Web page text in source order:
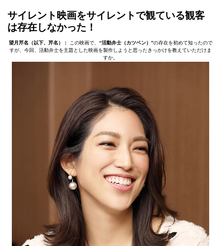
サイレント映画をサイレントで観ている観客
は存在しなかった！
望月芹名（以下、芹名）： この映画で、 “活動弁士（カツベン）”の存在を初めて知ったので
すが、今回、活動弁士を主題とした映画を製作しようと思ったきっかけを教えていただけま
すか。